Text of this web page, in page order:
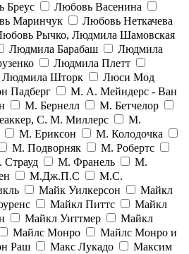
Бреус
Любовь Васенина
Маринчук
Любовь Неткачева
Рычко, Людмила Шамовская
Людмила Барабаш
Людмила
Людмила Плетт
Людмила Шторк
Люси Мод
Падберг
М. А. Мейндерс - Ван
М. Бернелл
М. Бетчелор
С. М. Миллерс
М.
М. Ериксон
М. Колодочка
М. Подворняк
М. Робертс
М. Франель
М.
М.Дж.П.С
М.С.
Майк Уилкерсон
Майкл
Майкл Питтс
Майкл
Майкл Уиттмер
Майкл
Майлс Монро
Майлс Монро и
Раш Макс Лукадо
Максим